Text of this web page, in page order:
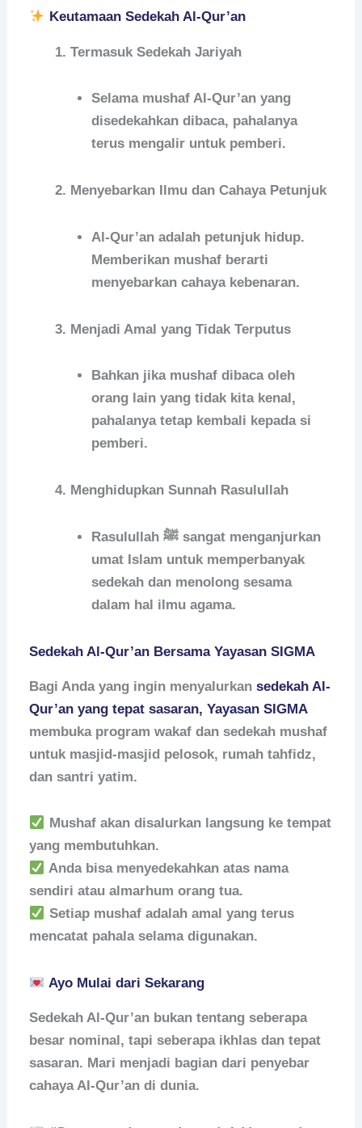
Keutamaan Sedekah Al-Qur’an
Termasuk Sedekah Jariyah
Selama mushaf Al-Qur’an yang
disedekahkan dibaca, pahalanya
terus mengalir untuk pemberi.
Menyebarkan Ilmu dan Cahaya Petunjuk
Al-Qur’an adalah petunjuk hidup.
Memberikan mushaf berarti
menyebarkan cahaya kebenaran.
Menjadi Amal yang Tidak Terputus
Bahkan jika mushaf dibaca oleh
orang lain yang tidak kita kenal,
pahalanya tetap kembali kepada si
pemberi.
Menghidupkan Sunnah Rasulullah
Rasulullah ﷺ sangat menganjurkan
umat Islam untuk memperbanyak
sedekah dan menolong sesama
dalam hal ilmu agama.
Sedekah Al-Qur’an Bersama Yayasan SIGMA
Bagi Anda yang ingin menyalurkansedekah Al-
Qur’an yang tepat sasaran,Yayasan SIGMA
membuka program wakaf dan sedekah mushaf
untuk masjid-masjid pelosok, rumah tahfidz,
dan santri yatim.
Mushaf akan disalurkan langsung ke tempat
yang membutuhkan.
Anda bisa menyedekahkan atas nama
sendiri atau almarhum orang tua.
Setiap mushaf adalah amal yang terus
mencatat pahala selama digunakan.
Ayo Mulai dari Sekarang
Sedekah Al-Qur’an bukan tentang seberapa
besar nominal, tapi seberapa ikhlas dan tepat
sasaran. Mari menjadi bagian dari penyebar
cahaya Al-Qur’an di dunia.